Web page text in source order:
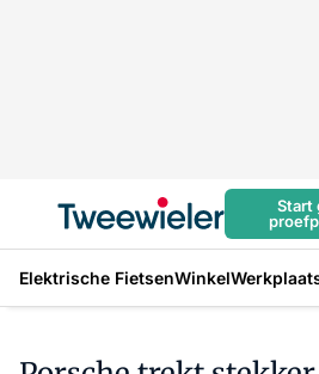
Start
Elektrische FietsenWinkel